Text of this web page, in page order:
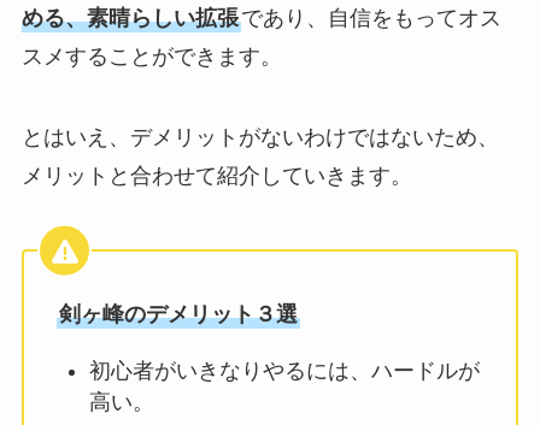
める、素晴らしい拡張であり、自信をもってオス
スメすることができます。
とはいえ、デメリットがないわけではないため、
メリットと合わせて紹介していきます。
剣ヶ峰のデメリット３選
初心者がいきなりやるには、ハードルが
高い。